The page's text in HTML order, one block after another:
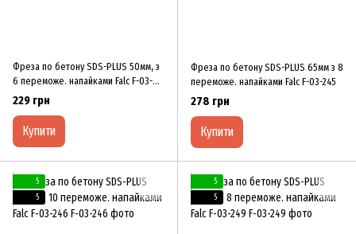
Фреза по бетону SDS-PLUS 50мм, з
6 переможе. напайками Falc F-03-
237
229 грн
Купити
Фреза по бетону SDS-PLUS 65мм з 8
переможе. напайками Falc F-03-245
278 грн
Купити
5
5
5
5